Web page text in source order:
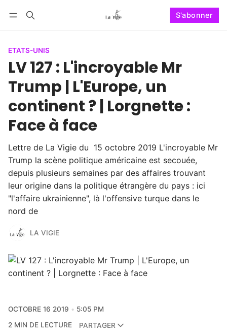
S'abonner
ETATS-UNIS
LV 127 : L'incroyable Mr
Trump | L'Europe, un
continent ? | Lorgnette :
Face à face
Lettre de La Vigie du 15 octobre 2019 L'incroyable Mr
Trump la scène politique américaine est secouée,
depuis plusieurs semaines par des affaires trouvant
leur origine dans la politique étrangère du pays : ici
"l'affaire ukrainienne", là l'offensive turque dans le
nord de
LA VIGIE
OCTOBRE 16 2019
5:05 PM
2 MIN DE LECTURE
PARTAGER